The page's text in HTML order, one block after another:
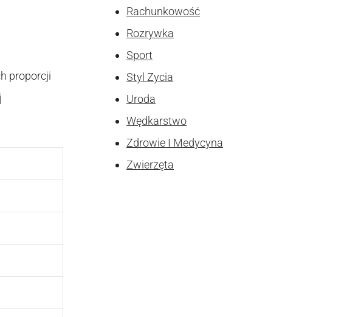
proporcji
Rachunkowość
Rozrywka
Sport
Styl Zycia
Uroda
Wędkarstwo
Zdrowie I Medycyna
Zwierzęta